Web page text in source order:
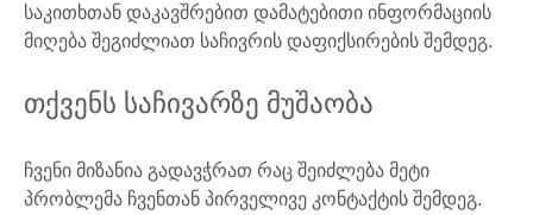
საკითხთან დაკავშრებით დამატებითი ინფორმაციის
მიღება შეგიძლიათ საჩივრის დაფიქსირების შემდეგ.
თქვენს საჩივარზე მუშაობა
ჩვენი მიზანია გადავჭრათ რაც შეიძლება მეტი
პრობლემა ჩვენთან პირველივე კონტაქტის შემდეგ.